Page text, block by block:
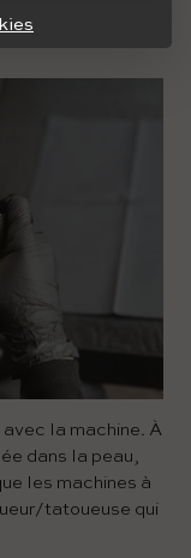
la machine. À
dans la peau,
les machines à
tatoueuse qui